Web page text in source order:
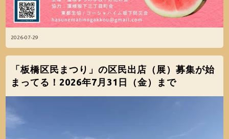
2026-07-29
「板橋区民まつり」の区民出店（展）募集が始
まってる！2026年7月31日（金）まで